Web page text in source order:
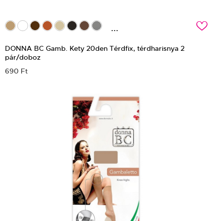
... c
DONNA BC Gamb. Kety 20den Térdfix, térdharisnya 2
pár/doboz
690 Ft